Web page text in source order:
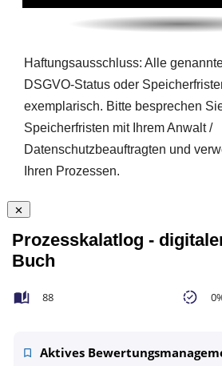
Haftungsausschluss: Alle
DSGVO-Status oder
exemplarisch. Bitte besprechen
Speicherfristen mit Ihrem Anwalt /
Datenschutzbeauftragten und
Ihren Prozessen.
Prozesskalatlog -
Buch
88
Aktives